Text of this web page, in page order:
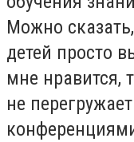
Можно
детей просто
мне нравится,
не